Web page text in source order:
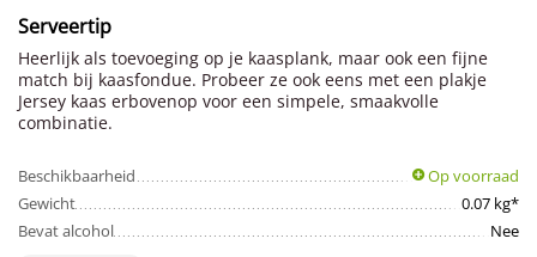
Serveertip
Heerlijk als toevoeging op je kaasplank, maar ook een fijne
match bij kaasfondue. Probeer ze ook eens met een plakje
Jersey kaas erbovenop voor een simpele, smaakvolle
combinatie.
Beschikbaarheid
Op voorraad
Gewicht
0.07 kg*
Bevat alcohol
Nee